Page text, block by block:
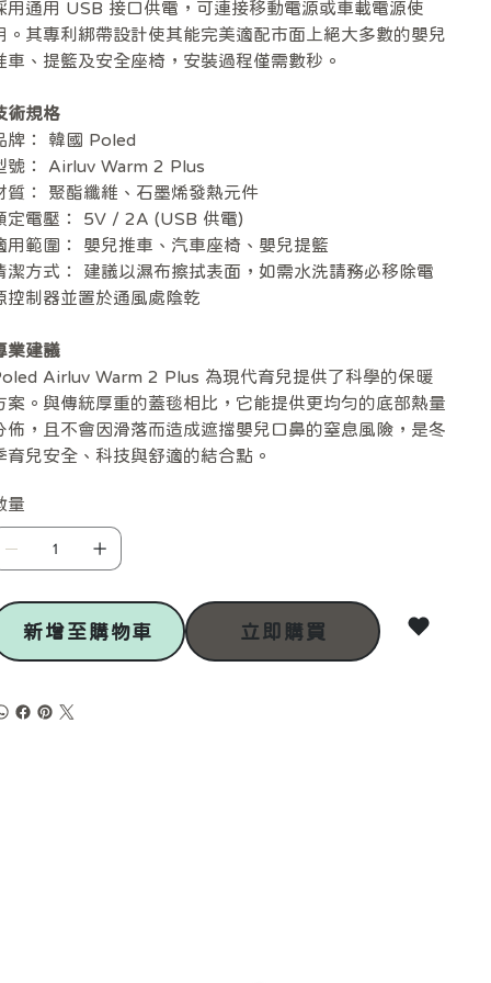
用通用 USB 接口供電，可連接移動電源或車載電源使
。其專利綁帶設計使其能完美適配市面上絕大多數的嬰兒
車、提籃及安全座椅，安裝過程僅需數秒。
術規格
牌： 韓國 Poled
號： Airluv Warm 2 Plus
質： 聚酯纖維、石墨烯發熱元件
定電壓： 5V / 2A (USB 供電)
用範圍： 嬰兒推車、汽車座椅、嬰兒提籃
潔方式： 建議以濕布擦拭表面，如需水洗請務必移除電
控制器並置於通風處陰乾
業建議
Airluv Warm 2 Plus 為現代育兒提供了科學的保暖
案。與傳統厚重的蓋毯相比，它能提供更均勻的底部熱量
佈，且不會因滑落而造成遮擋嬰兒口鼻的窒息風險，是冬
育兒安全、科技與舒適的結合點。
量
新增至購物車 立即購買